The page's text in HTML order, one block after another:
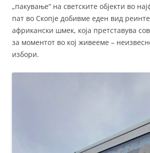
„пакување“ на светските објекти во
пат во Скопје добивме еден вид
африкански шмек, која претставува
за моментот во кој живееме –
избори.